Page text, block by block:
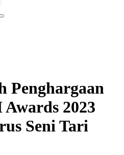
Penghargaan
2023
Seni Tari